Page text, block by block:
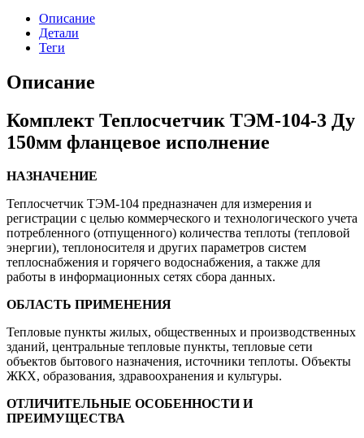
Описание
Детали
Теги
Описание
Комплект Теплосчетчик ТЭМ-104-3 Ду
150мм фланцевое исполнение
НАЗНАЧЕНИЕ
Теплосчетчик ТЭМ-104 предназначен для измерения и
регистрации с целью коммерческого и технологического учета
потребленного (отпущенного) количества теплоты (тепловой
энергии), теплоносителя и других параметров систем
теплоснабжения и горячего водоснабжения, а также для
работы в информационных сетях сбора данных.
ОБЛАСТЬ ПРИМЕНЕНИЯ
Тепловые пункты жилых, общественных и производственных
зданий, центральные тепловые пункты, тепловые сети
объектов бытового назначения, источники теплоты. Объекты
ЖКХ, образования, здравоохранения и культуры.
ОТЛИЧИТЕЛЬНЫЕ ОСОБЕННОСТИ И
ПРЕИМУЩЕСТВА